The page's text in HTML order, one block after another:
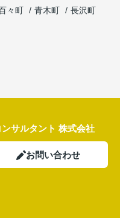
々町 青木町
長沢町
サルタント 株式会社
お問い合わせ